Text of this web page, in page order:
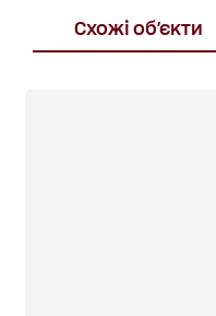
центр — офіс
кав’ярня, кафе, вино-
Схожі об'єкти